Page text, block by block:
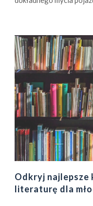
Odkryj najlepsze
literaturę dla